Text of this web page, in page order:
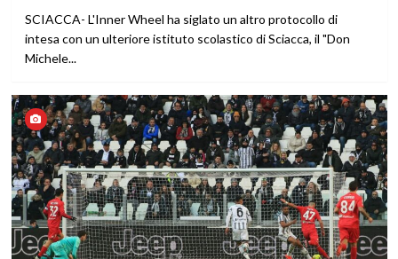
SCIACCA- L'Inner Wheel ha siglato un altro protocollo di
intesa con un ulteriore istituto scolastico di Sciacca, il "Don
Michele...